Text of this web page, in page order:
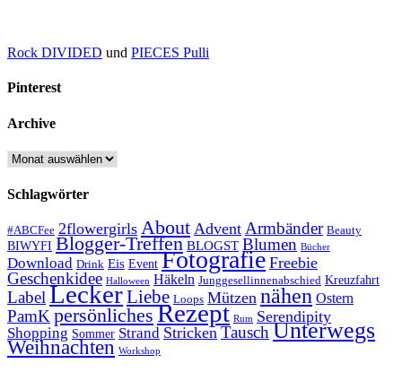
Rock DIVIDED und PIECES Pulli
Pinterest
Archive
Archive
Schlagwörter
#ABCFee 2flowergirls About Advent Armbänder Beauty
BIWYFI Blogger-Treffen BLOGST Blumen Bücher
Download Drink Eis Event Fotografie Freebie
Geschenkidee Halloween Häkeln Junggesellinnenabschied Kreuzfahrt
LabelLeckerLiebe Loops Mützen nähen Ostern
PamKpersönliches Rezept Rum Serendipity
Shopping Sommer Strand Stricken TauschUnterwegs
Weihnachten Workshop